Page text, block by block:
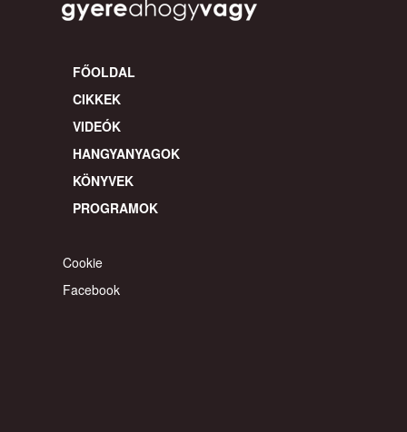
FŐOLDAL
CIKKEK
VIDEÓK
HANGYANYAGOK
KÖNYVEK
PROGRAMOK
Cookie
Facebook